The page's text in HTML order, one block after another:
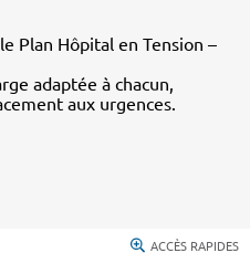
Plan Hôpital en Tension –
adaptée à chacun,
aux urgences.
ACCÈS RAPIDES